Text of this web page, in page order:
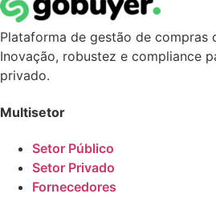
Plataforma de gestão de compras
Inovação, robustez e compliance
privado.
Multisetor
Setor Público
Setor Privado
Fornecedores